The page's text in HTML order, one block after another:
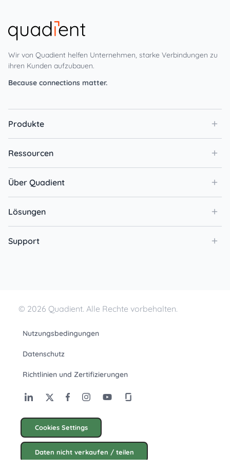
Wir von Quadient helfen Unternehmen, starke Verbindungen zu
ihren Kunden aufzubauen.
Because connections matter.
Produkte
Ressourcen
Über Quadient
Lösungen
Support
© 2026 Quadient. Alle Rechte vorbehalten.
Nutzungsbedingungen
Datenschutz
Richtlinien und Zertifizierungen
Cookies Settings
Daten nicht verkaufen / teilen